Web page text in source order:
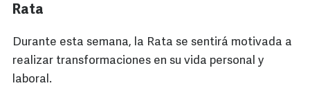
Rata
Durante esta semana, la Rata se sentirá motivada a
realizar transformaciones en su vida personal y
laboral.